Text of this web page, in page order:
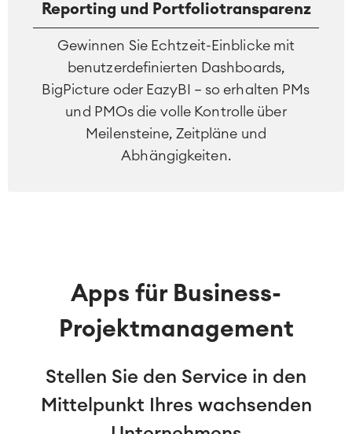
SOLUTIONS
IT Service Management & CMDB
Service Management Journey
Enterprise Service Management
Asset Management
Omnichannel Kundenservice
Industrielle Instandhaltung
ERP Solutions
Reports und Dashboards
Arbeitsmanagement
Knowledge & Information
Meetings
Social Intranet
Reporting und Portfoliotransparenz
Gewinnen Sie Echtzeit-Einblicke mit
benutzerdefinierten Dashboards,
BigPicture oder EazyBI – so erhalten PMs
und PMOs die volle Kontrolle über
Meilensteine, Zeitpläne und
Abhängigkeiten.
Apps für Business-
Projektmanagement
Stellen Sie den Service in den
Mittelpunkt Ihres wachsenden